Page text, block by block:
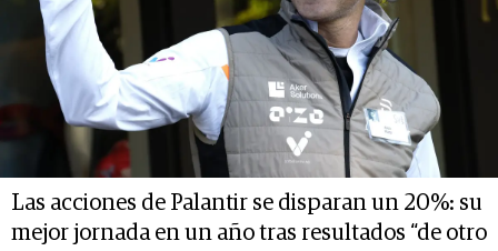
Las acciones de Palantir se disparan un 20%: su
mejor jornada en un año tras resultados “de otro